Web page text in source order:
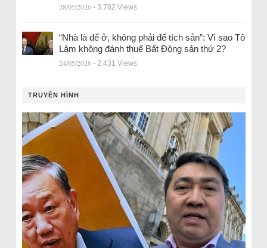
28/05/2026 - 3.782 Views
“Nhà là để ở, không phải để tích sản”: Vì sao Tô
Lâm không đánh thuế Bất Động sản thứ 2?
24/05/2026 - 2.431 Views
TRUYỀN HÌNH